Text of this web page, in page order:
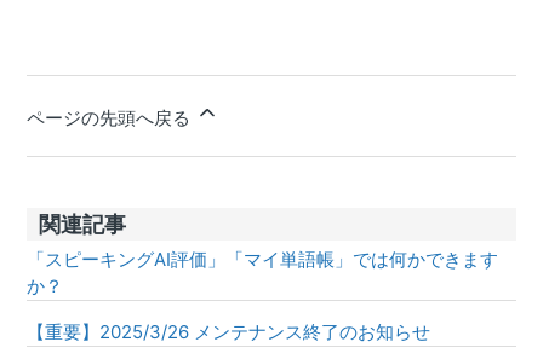
ページの先頭へ戻る
関連記事
「スピーキングAI評価」「マイ単語帳」では何かできます
か？
【重要】2025/3/26 メンテナンス終了のお知らせ